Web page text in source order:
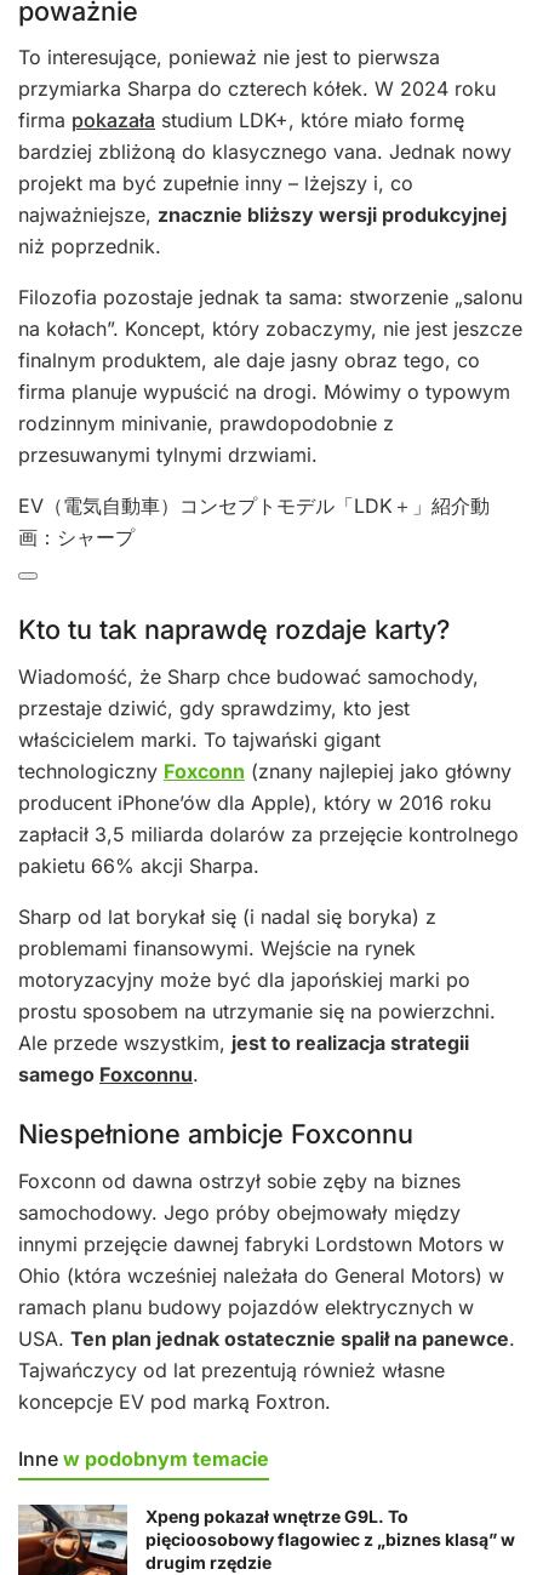
poważnie
To interesujące, ponieważ nie jest to pierwsza
przymiarka Sharpa do czterech kółek. W 2024 roku
firma pokazała studium LDK+, które miało formę
bardziej zbliżoną do klasycznego vana. Jednak nowy
projekt ma być zupełnie inny – lżejszy i, co
najważniejsze, znacznie bliższy wersji produkcyjnej
niż poprzednik.
Filozofia pozostaje jednak ta sama: stworzenie „salonu
na kołach”. Koncept, który zobaczymy, nie jest jeszcze
finalnym produktem, ale daje jasny obraz tego, co
firma planuje wypuścić na drogi. Mówimy o typowym
rodzinnym minivanie, prawdopodobnie z
przesuwanymi tylnymi drzwiami.
EV（電気自動車）コンセプトモデル「LDK＋」紹介動
画：シャープ
Kto tu tak naprawdę rozdaje karty?
Wiadomość, że Sharp chce budować samochody,
przestaje dziwić, gdy sprawdzimy, kto jest
właścicielem marki. To tajwański gigant
technologiczny Foxconn (znany najlepiej jako główny
producent iPhone’ów dla Apple), który w 2016 roku
zapłacił 3,5 miliarda dolarów za przejęcie kontrolnego
pakietu 66% akcji Sharpa.
Sharp od lat borykał się (i nadal się boryka) z
problemami finansowymi. Wejście na rynek
motoryzacyjny może być dla japońskiej marki po
prostu sposobem na utrzymanie się na powierzchni.
Ale przede wszystkim, jest to realizacja strategii
samego Foxconnu.
Niespełnione ambicje Foxconnu
Foxconn od dawna ostrzył sobie zęby na biznes
samochodowy. Jego próby obejmowały między
innymi przejęcie dawnej fabryki Lordstown Motors w
Ohio (która wcześniej należała do General Motors) w
ramach planu budowy pojazdów elektrycznych w
USA. Ten plan jednak ostatecznie spalił na panewce.
Tajwańczycy od lat prezentują również własne
koncepcje EV pod marką Foxtron.
Inne w podobnym temacie
Xpeng pokazał wnętrze G9L. To
pięcioosobowy flagowiec z „biznes klasą” w
drugim rzędzie